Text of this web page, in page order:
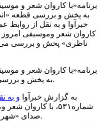
به پخش و بررسی قطعه
كاروان شعر ‌وموسیقی امروز
ناظری» پخش و بررسی می
به پخش و بررسی قطعه «اندك اندك » اختصاص دارد.
به گزارش خبرآوا و به
شماره۵۳۱، با
صدای «شهرام ناظری» پخش و بررسی می شود.